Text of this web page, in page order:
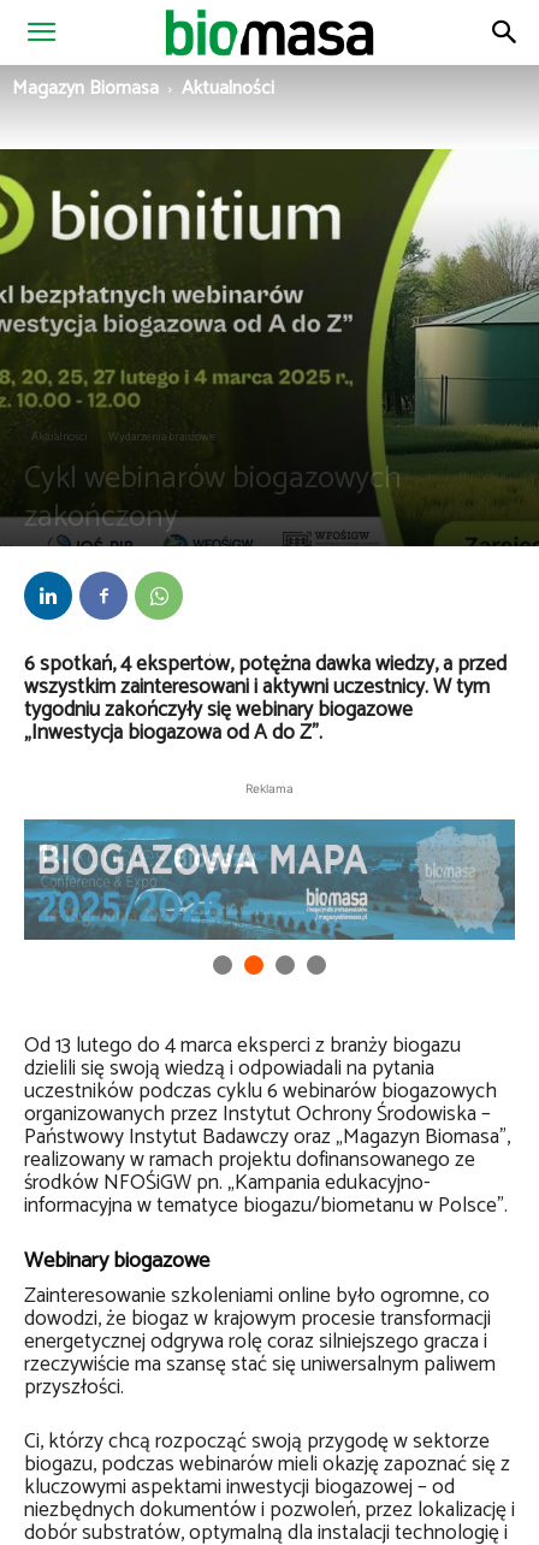
Magazyn
Magazyn Biomasa Aktualności
Aktualności Wydarzenia branżowe
Cykl webinarów biogazowych
zakończony
Przez Anna Lenartowska-
6 spotkań, 4 ekspertów, potężna dawka wiedzy, a przed
wszystkim zainteresowani i aktywni uczestnicy. W tym
tygodniu zakończyły się webinary biogazowe
„Inwestycja biogazowa od A do Z”.
Reklama
Od 13 lutego do 4 marca eksperci z branży biogazu
dzielili się swoją wiedzą i odpowiadali na pytania
uczestników podczas cyklu 6 webinarów biogazowych
organizowanych przez Instytut Ochrony Środowiska –
Państwowy Instytut Badawczy oraz „Magazyn Biomasa”,
realizowany w ramach projektu dofinansowanego ze
środków NFOŚiGW pn. „Kampania edukacyjno-
informacyjna w tematyce biogazu/biometanu w Polsce”.
Webinary biogazowe
Zainteresowanie szkoleniami online było ogromne, co
dowodzi, że biogaz w krajowym procesie transformacji
energetycznej odgrywa rolę coraz silniejszego gracza i
rzeczywiście ma szansę stać się uniwersalnym paliwem
przyszłości.
Ci, którzy chcą rozpocząć swoją przygodę w sektorze
biogazu, podczas webinarów mieli okazję zapoznać się z
kluczowymi aspektami inwestycji biogazowej – od
niezbędnych dokumentów i pozwoleń, przez lokalizację i
dobór substratów, optymalną dla instalacji technologię i